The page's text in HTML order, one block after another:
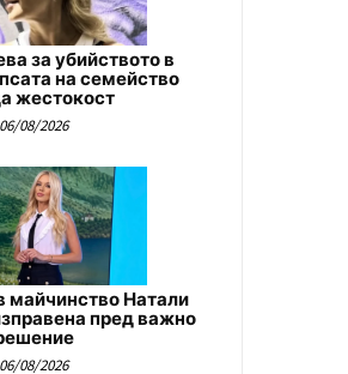
за убийството в
на семейство
жестокост
06/08/2026
майчинство Натали
пред важно
06/08/2026